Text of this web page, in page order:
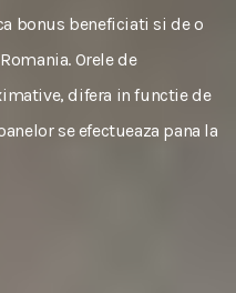
bonus beneficiati si de o
Orele de
difera in functie de
se efectueaza pana la